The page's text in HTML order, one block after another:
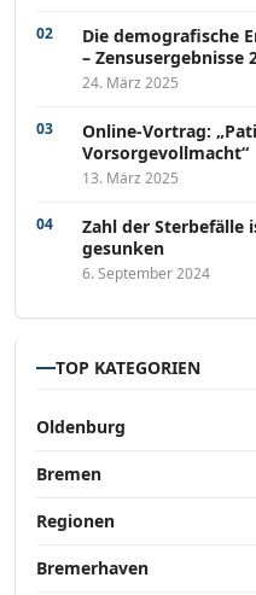
Die demografische
– Zensusergebnisse
24. März 2025
Online-Vortrag:
Vorsorgevollmacht“
13. März 2025
Zahl der Sterbefälle
gesunken
6. September 2024
TOP KATEGORIEN
Oldenburg
Bremen
Regionen
Bremerhaven